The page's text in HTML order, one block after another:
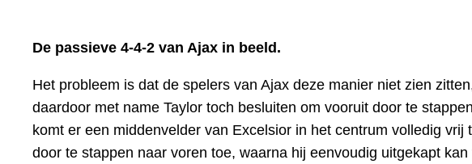
De passieve 4-4-2 van Ajax in beeld.
Het probleem is dat de spelers van Ajax deze manier niet zien
daardoor met name Taylor toch besluiten om vooruit door te
komt er een middenvelder van Excelsior in het centrum volledig
door te stappen naar voren toe, waarna hij eenvoudig uitgekapt